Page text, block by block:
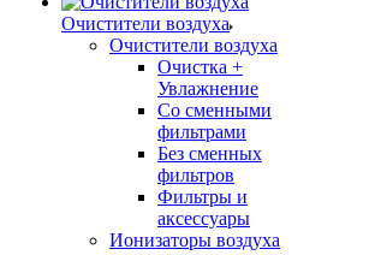
Очистители воздуха
Очистители воздуха
Очистка +
Увлажнение
Cо сменными
фильтрами
Без сменных
фильтров
Фильтры и
аксессуары
Ионизаторы воздуха